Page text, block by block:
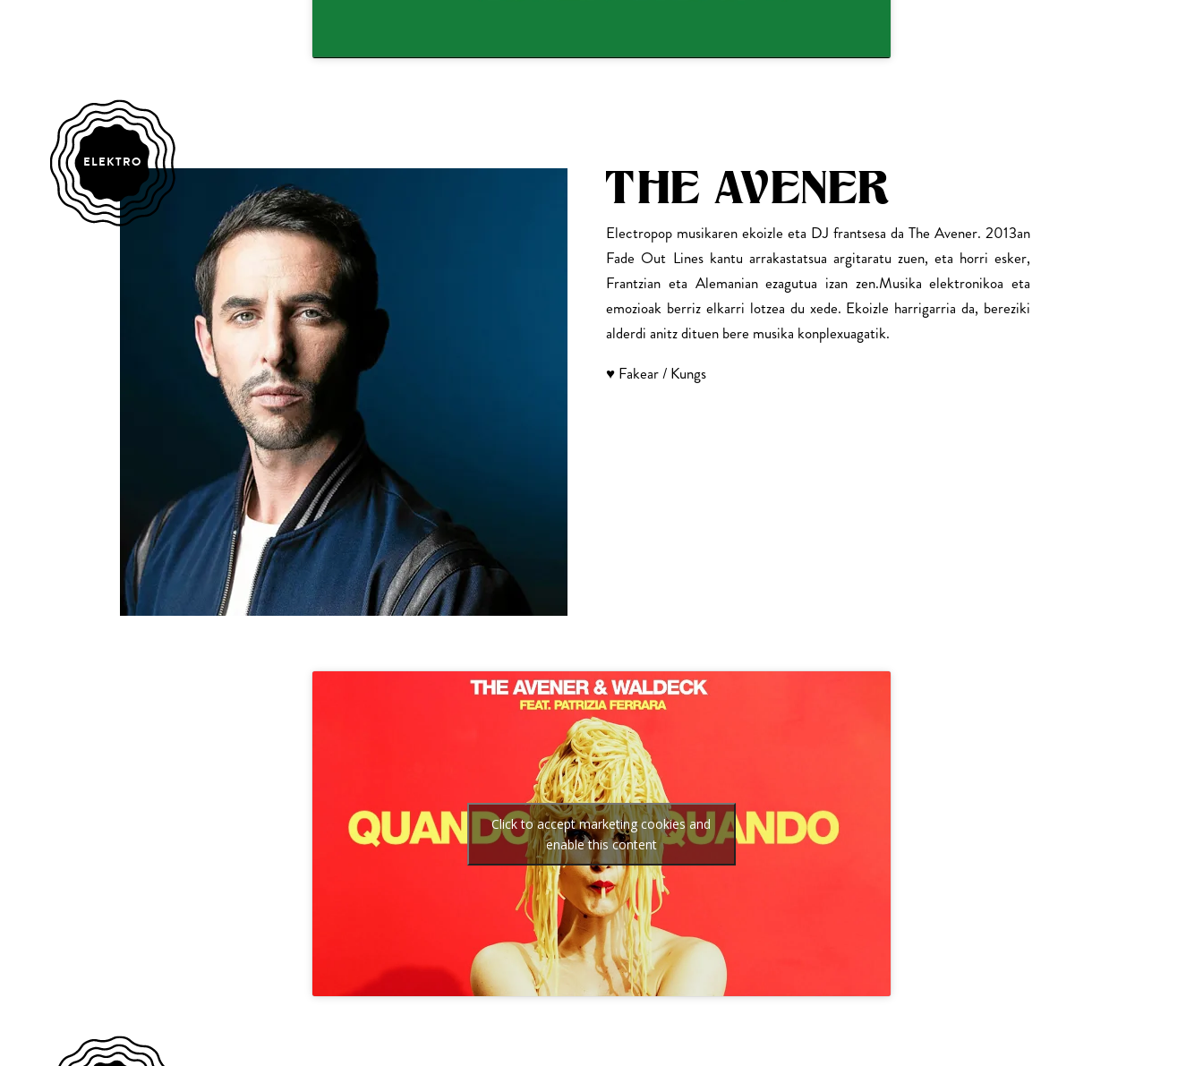
ELEKTRO
THE AVENER
Electropop musikaren ekoizle eta DJ frantsesa da The Avener. 2013an
Fade Out Lines kantu arrakastatsua argitaratu zuen, eta horri esker,
Frantzian eta Alemanian ezagutua izan zen.Musika elektronikoa eta
emozioak berriz elkarri lotzea du xede. Ekoizle harrigarria da, bereziki
alderdi anitz dituen bere musika konplexuagatik.
♥ Fakear / Kungs
Click to accept marketing cookies and
enable this content